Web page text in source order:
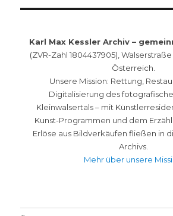
Karl Max Kessler Archiv –
(ZVR-Zahl 1804437905), Walserstraße
Österreich.
Unsere Mission: Rettung,
Digitalisierung des
Kleinwalsertals – mit
Kunst-Programmen und dem
Erlöse aus Bildverkäufen fließen in
Archivs.
Mehr über unsere